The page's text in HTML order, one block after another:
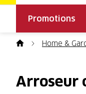
Promotions
Home &
Arroseur